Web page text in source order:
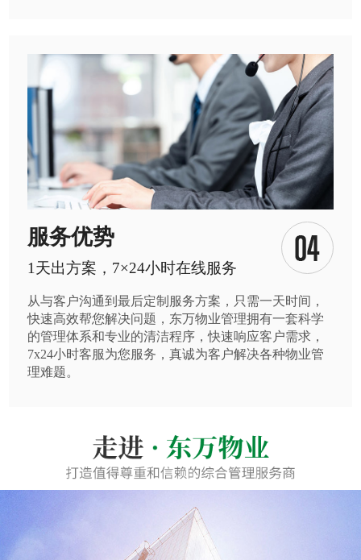
服务优势
1天出方案，7×24小时在线服务
从与客户沟通到最后定制服务方案，只需一天时间，
快速高效帮您解决问题，东万物业管理拥有一套科学
的管理体系和专业的清洁程序，快速响应客户需求，
7x24小时客服为您服务，真诚为客户解决各种物业管
理难题。